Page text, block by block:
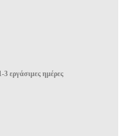
εργάσιμες ημέρες